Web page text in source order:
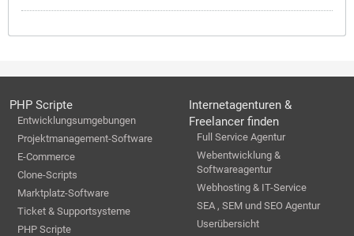
PHP Scripte
Entwicklungsumgebungen
Projektmanagement-Software
E-Commerce
Clone-Scripts
Marktplatz-Software
Ticket & Supportsysteme
PHP Scripte
Internetagenturen &
Freelancer finden
Full Service Agentur
Webentwicklung &
Softwareagentur
Webhosting & IT-Service
SEA , SEM und SEO Agentur
Userübersicht